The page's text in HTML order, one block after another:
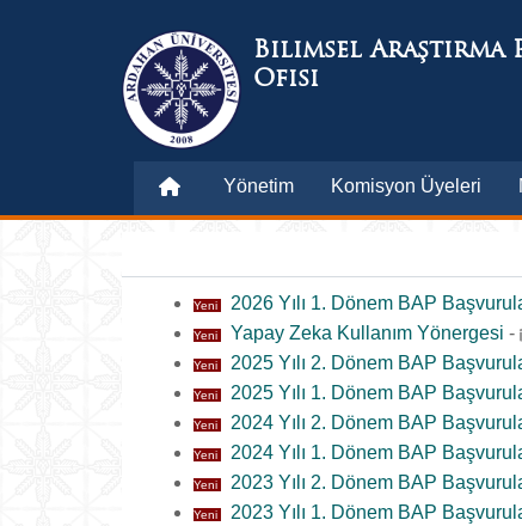
Bilimsel Araştırma
Ofisi
Yönetim Komisyon Üyeleri
Yeni 2026 Yılı 1. Dönem BAP
Yeni Yapay Zeka Kullanım Yönergesi -
Yeni 2025 Yılı 2. Dönem BAP
Yeni 2025 Yılı 1. Dönem BAP
Yeni 2024 Yılı 2. Dönem BAP
Yeni 2024 Yılı 1. Dönem BAP
Yeni 2023 Yılı 2. Dönem BAP
Yeni 2023 Yılı 1. Dönem BAP